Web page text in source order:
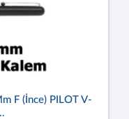
F (İnce) PILOT V-